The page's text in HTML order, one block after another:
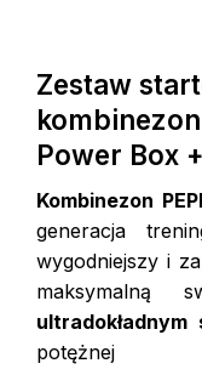
Zestaw
kombinezon
Power Box
Kombinezon
generacja
wygodniejszy i
maksymalną
potężnej